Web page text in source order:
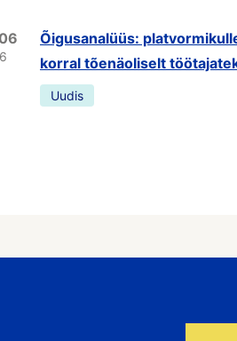
Õigusanalüüs:
korral tõenäoliselt
Uudis